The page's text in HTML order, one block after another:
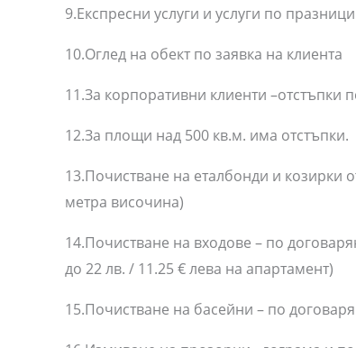
9.Експресни услуги и услуги по
10.Оглед на обект по заявка на клиента
11.За корпоративни клиенти –отстъпки
12.За площи над 500 кв.м. има отстъпки.
13.Почистване на еталбонди и козирки
метра височина)
14.Почистване на входове – по
до 22 лв. / 11.25 € лева на апартамент)
15.Почистване на басейни – по